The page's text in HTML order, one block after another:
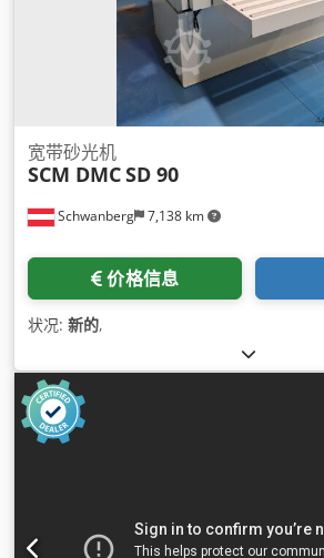
Schwanberg 7,138 km
宽带砂光机
SCM DMCSD 90
价格信息
状况: 新的,